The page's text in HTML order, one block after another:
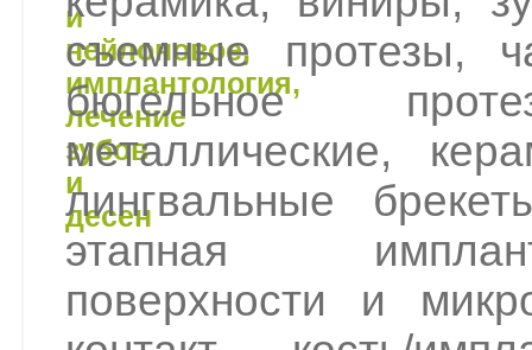
съемные протезы,
бюгельное
металлические,
лингвальные
этапная
поверхности и